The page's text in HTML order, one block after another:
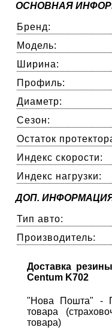
ОСНОВНАЯ
Бренд:
Модель:
Ширина:
Профиль:
Диаметр:
Сезон:
Остаток
Индекс скорости:
Индекс нагрузки:
ДОП.
Тип авто:
Производитель:
Доставка
Centum K702
"Нова Пошта" -
товара
товара)